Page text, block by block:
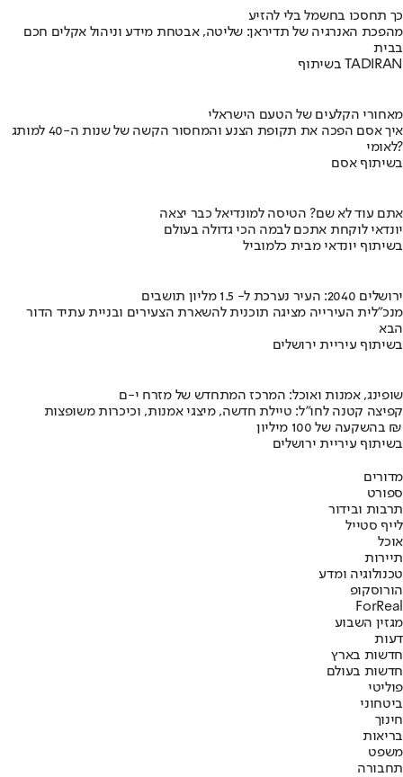
כך תחסכו בחשמל בלי להזיע
מהפכת האנרגיה של תדיראן: שליטה, אבטחת מידע וניהול אקלים חכם
בבית
בשיתוף TADIRAN
מאחורי הקלעים של הטעם הישראלי
איך אסם הפכה את תקופת הצנע והמחסור הקשה של שנות ה-40 למותג
לאומי?
בשיתוף אסם
אתם עוד לא שם? הטיסה למונדיאל כבר יצאה
יונדאי לוקחת אתכם לבמה הכי גדולה בעולם
בשיתוף יונדאי מבית כלמוביל
ירושלים 2040: העיר נערכת ל- 1.5 מליון תושבים
מנכ"לית העירייה מציגה תוכנית להשארת הצעירים ובניית עתיד הדור
הבא
בשיתוף עיריית ירושלים
שופינג, אמנות ואוכל: המרכז המתחדש של מזרח י-ם
קפיצה קטנה לחו"ל: טיילת חדשה, מיצגי אמנות, וכיכרות משופצות
בהשקעה של 100 מיליון ₪
בשיתוף עיריית ירושלים
מדורים
ספורט
תרבות ובידור
לייף סטייל
אוכל
תיירות
טכנולוגיה ומדע
הורוסקופ
ForReal
מגזין השבוע
דעות
חדשות בארץ
חדשות בעולם
פוליטי
ביטחוני
חינוך
בריאות
משפט
תחבורה